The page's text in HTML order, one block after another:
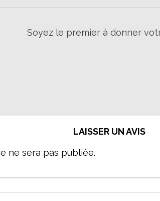
Soyez le premier à donner
LAISSER UN AVIS
ne sera pas publiée.